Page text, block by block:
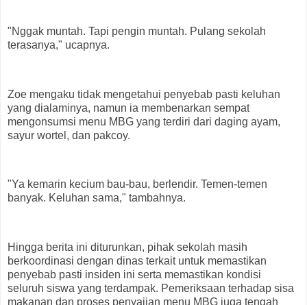
"Nggak muntah. Tapi pengin muntah. Pulang sekolah
terasanya," ucapnya.
Zoe mengaku tidak mengetahui penyebab pasti keluhan
yang dialaminya, namun ia membenarkan sempat
mengonsumsi menu MBG yang terdiri dari daging ayam,
sayur wortel, dan pakcoy.
"Ya kemarin kecium bau-bau, berlendir. Temen-temen
banyak. Keluhan sama," tambahnya.
Hingga berita ini diturunkan, pihak sekolah masih
berkoordinasi dengan dinas terkait untuk memastikan
penyebab pasti insiden ini serta memastikan kondisi
seluruh siswa yang terdampak. Pemeriksaan terhadap sisa
makanan dan proses penyajian menu MBG juga tengah